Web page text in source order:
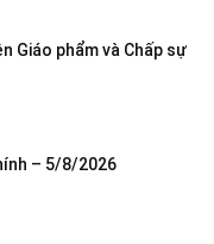
Giáo phẩm và Chấp sự
– 5/8/2026